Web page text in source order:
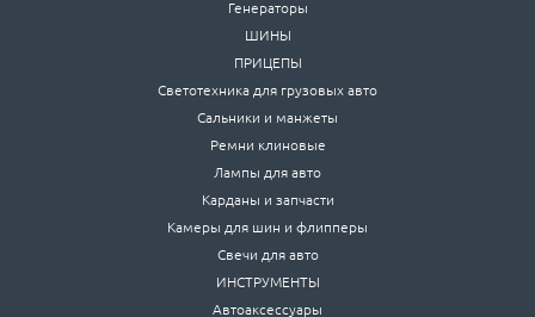
Генераторы
ШИНЫ
ПРИЦЕПЫ
Светотехника для грузовых авто
Сальники и манжеты
Ремни клиновые
Лампы для авто
Карданы и запчасти
Камеры для шин и флипперы
Свечи для авто
ИНСТРУМЕНТЫ
Автоаксессуары